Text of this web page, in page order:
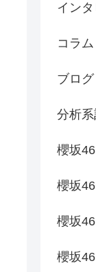
イン
コラム
ブログ
分析
櫻坂46
櫻坂
櫻坂
櫻坂